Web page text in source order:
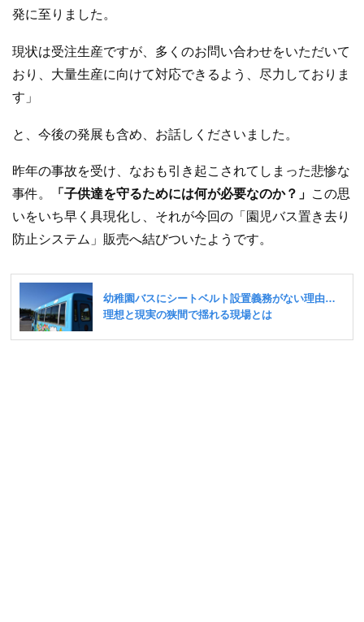
発に至りました。
現状は受注生産ですが、多くのお問い合わせをいただいて
おり、大量生産に向けて対応できるよう、尽力しておりま
す」
と、今後の発展も含め、お話しくださいました。
昨年の事故を受け、なおも引き起こされてしまった悲惨な
事件。
「子供達を守るためには何が必要なのか？」 この思
いをいち早く具現化し、それが今回の「園児バス置き去り
防止システム」販売へ結びついたようです。